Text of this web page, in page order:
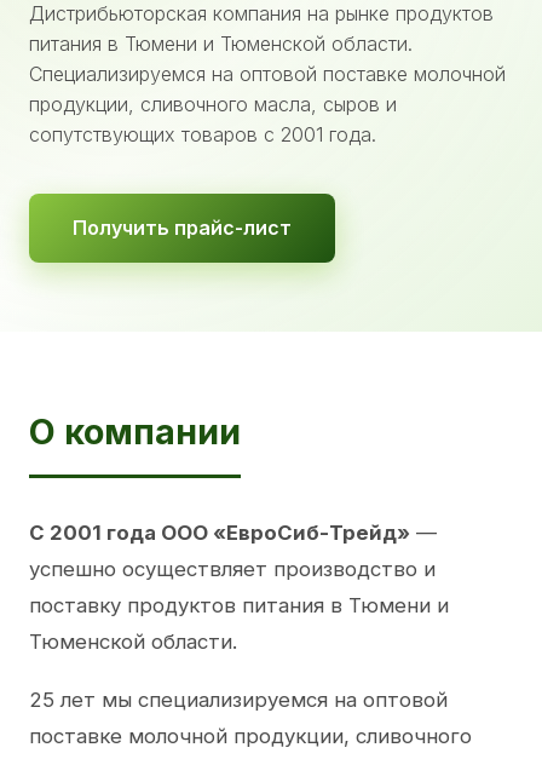
Дистрибьюторская компания на рынке продуктов
питания в Тюмени и Тюменской области.
Специализируемся на оптовой поставке молочной
продукции, сливочного масла, сыров и
сопутствующих товаров с 2001 года.
Получить прайс-лист
О компании
С 2001 года ООО «ЕвроСиб-Трейд» —
успешно осуществляет производство и
поставку продуктов питания в Тюмени и
Тюменской области.
25 лет мы специализируемся на оптовой
поставке молочной продукции, сливочного